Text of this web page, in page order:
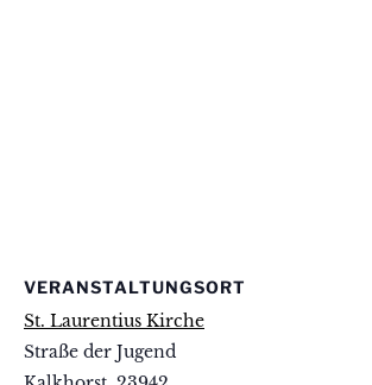
VERANSTALTUNGSORT
St. Laurentius Kirche
Straße der Jugend